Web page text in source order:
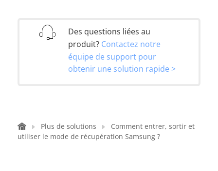
Des questions liées au
produit? Contactez notre
équipe de support pour
obtenir une solution rapide >
Plus de solutions
Comment entrer, sortir et
utiliser le mode de récupération Samsung ?